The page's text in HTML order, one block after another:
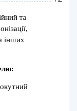
та
інших